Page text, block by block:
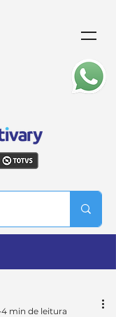
4 min de leitura